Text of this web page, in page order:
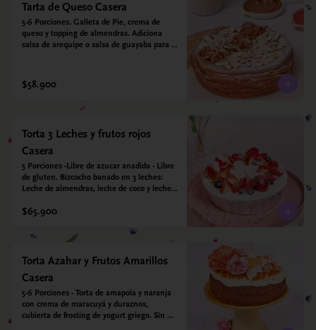
Tarta de Queso Casera
5-6 Porciones. Galleta de Pie, crema de
queso y topping de almendras. Adiciona
salsa de arequipe o salsa de guayaba para
$58.900
Torta 3 Leches y frutos rojos
Casera
5 Porciones -Libre de azucar anadida - Libre
de gluten. Bizcocho banado en 3 leches:
Leche de almendras, leche de coco y leche
de Harina de arroz, harina de quinoa y
5%.
$65.900
Torta Azahar y Frutos Amarillos
Casera
5-6 Porciones - Torta de amapola y naranja
con crema de maracuyá y duraznos,
cubierta de frosting de yogurt griego. Sin